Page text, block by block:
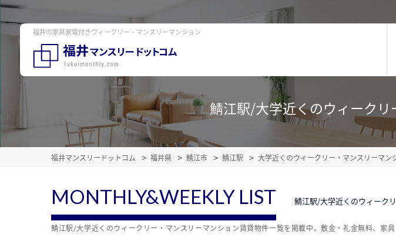
福井の家具家電付きウィークリー・マンスリーマンション
鯖江駅/大学近くのウィーク
福井マンスリードットコム 福井県 鯖江市 鯖江駅 大学近くのウィークリー・マンスリーマン
MONTHLY&WEEKLY LIST 鯖江駅/大学近くのウィーク
鯖江駅/大学近くのウィークリー・マンスリーマンション賃貸物件一覧を掲載中。敷金・礼金無料、家